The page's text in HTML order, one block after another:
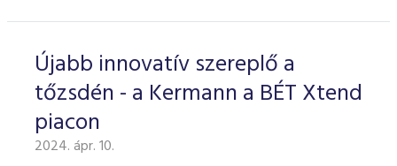
Újabb innovatív szereplő a
tőzsdén - a Kermann a BÉT Xtend
piacon
2024. ápr. 10.